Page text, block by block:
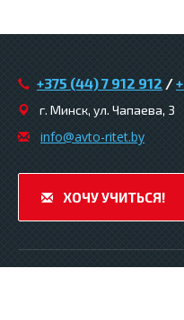
+375 (44) 7 912 912 /
г. Минск, ул. Чапаева, 3
infо@avtо-ritеt.by
ХОЧУ УЧИТЬСЯ!